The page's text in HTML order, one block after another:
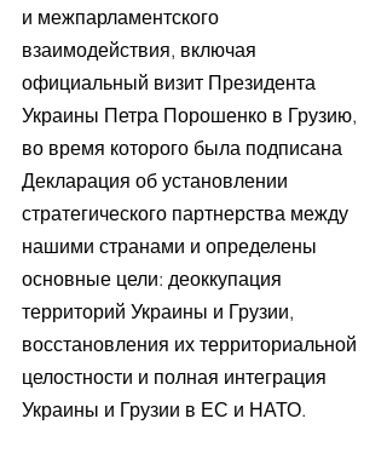
и межпарламентского
взаимодействия, включая
официальный визит Президента
Украины Петра Порошенко в Грузию,
во время которого была подписана
Декларация об установлении
стратегического партнерства между
нашими странами и определены
основные цели: деоккупация
территорий Украины и Грузии,
восстановления их территориальной
целостности и полная интеграция
Украины и Грузии в ЕС и НАТО.